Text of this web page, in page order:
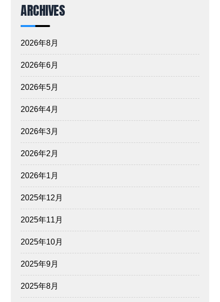
ARCHIVES
2026年8月
2026年6月
2026年5月
2026年4月
2026年3月
2026年2月
2026年1月
2025年12月
2025年11月
2025年10月
2025年9月
2025年8月